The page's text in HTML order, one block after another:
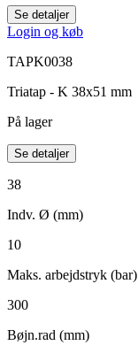
Se detaljer
Login og køb
TAPK0038
Triatap - K 38x51 mm
På lager
Se detaljer
38
Indv. Ø (mm)
10
Maks. arbejdstryk (bar)
300
Bøjn.rad (mm)